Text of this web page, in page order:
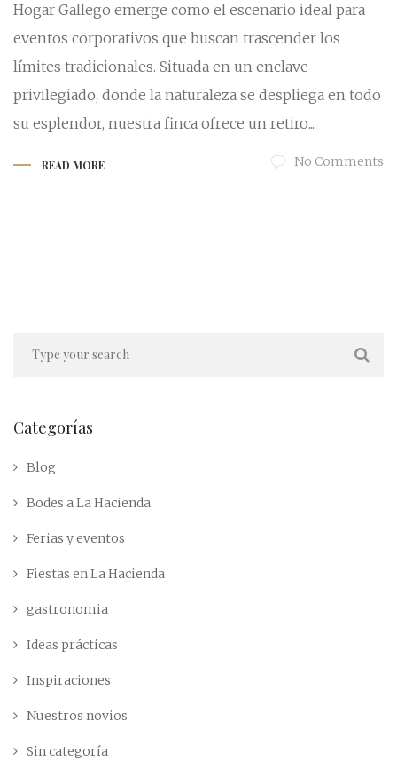
Hogar Gallego emerge como el escenario ideal para
eventos corporativos que buscan trascender los
límites tradicionales. Situada en un enclave
privilegiado, donde la naturaleza se despliega en todo
su esplendor, nuestra finca ofrece un retiro...
READ MORE No Comments
Categorías
Blog
Bodes a La Hacienda
Ferias y eventos
Fiestas en La Hacienda
gastronomia
Ideas prácticas
Inspiraciones
Nuestros novios
Sin categoría